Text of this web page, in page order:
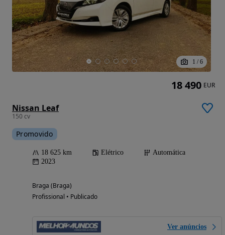
1 / 6
Nissan Leaf
150 cv
Promovido
18 625 km Elétrico
Automática
2023
Braga (Braga)
Profissional • Publicado
Ver anúncios
18 490 EUR